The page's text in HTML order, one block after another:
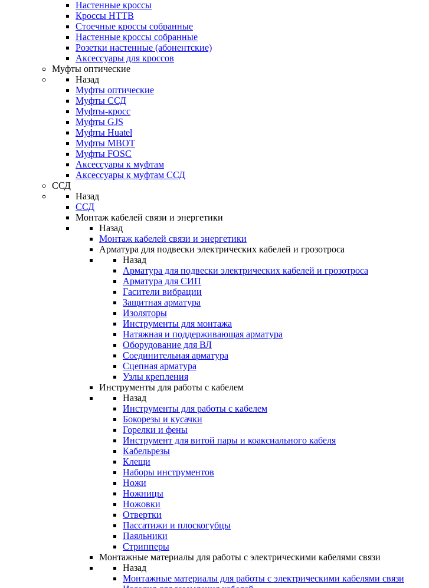
Настенные кроссы
Кроссы HTTB
Стоечные кроссы собранные
Настенные кроссы собранные
Розетки настенные (абонентские)
Аксессуары для кроссов
Муфты оптические
Назад
Муфты оптические
Муфты ССД
Муфты-кросс
Муфты GJS
Муфты Huatel
Муфты МВОТ
Муфты FOSC
Аксессуары к муфтам
Аксессуары к муфтам ССД
ССД
Назад
ССД
Монтаж кабелей связи и энергетики
Назад
Монтаж кабелей связи и энергетики
Арматура для подвески электрических кабелей и грозотроса
Назад
Арматура для подвески электрических кабелей и грозотроса
Арматура для СИП
Гасители вибрации
Защитная арматура
Изоляторы
Инструменты для монтажа
Натяжная и поддерживающая арматура
Оборудование для ВЛ
Соединительная арматура
Сцепная арматура
Узлы крепления
Инструменты для работы с кабелем
Назад
Инструменты для работы с кабелем
Бокорезы и кусачки
Горелки и фены
Инструмент для витой пары и коаксиального кабеля
Кабельрезы
Клещи
Наборы инструментов
Ножи
Ножницы
Ножовки
Отвертки
Пассатижи и плоскогубцы
Паяльники
Стрипперы
Монтажные материалы для работы с электрическими кабелями связи
Назад
Монтажные материалы для работы с электрическими кабелями связи